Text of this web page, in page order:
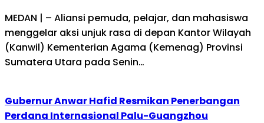
MEDAN | – Aliansi pemuda, pelajar, dan mahasiswa
menggelar aksi unjuk rasa di depan Kantor Wilayah
(Kanwil) Kementerian Agama (Kemenag) Provinsi
Sumatera Utara pada Senin…
Gubernur Anwar Hafid Resmikan Penerbangan
Perdana Internasional Palu-Guangzhou